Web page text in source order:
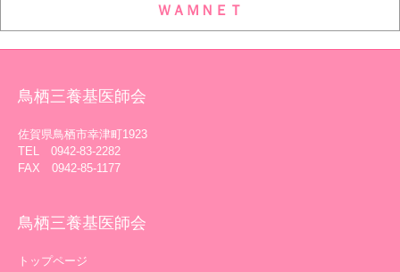
ＷＡＭＮＥＴ
鳥栖三養基医師会
佐賀県鳥栖市幸津町1923
TEL 0942-83-2282
FAX 0942-85-1177
鳥栖三養基医師会
トップページ